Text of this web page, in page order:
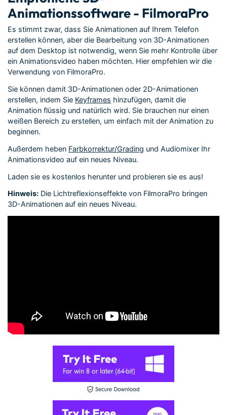
Animationssoftware - FilmoraPro
Es stimmt zwar, dass Sie Animationen auf Ihrem Telefon
erstellen können, aber die Bearbeitung von 3D-Animationen
auf dem Desktop ist notwendig, wenn Sie mehr Kontrolle über
ein Animationsvideo haben möchten. Hier empfehlen wir die
Verwendung von FilmoraPro.
Sie können damit 3D-Animationen oder 2D-Animationen
erstellen, indem Sie Keyframes hinzufügen, damit die
Animation flüssig und natürlich wird. Sie brauchen nur einen
weißen Bereich zu erstellen, um einfach mit der Animation zu
beginnen.
Außerdem heben Farbkorrektur/Grading und Audiomixer Ihr
Animationsvideo auf ein neues Niveau.
Laden sie es kostenlos herunter und probieren sie es aus!
Hinweis: Die Lichtreflexionseffekte von FilmoraPro bringen
3D-Animationen auf ein neues Niveau.